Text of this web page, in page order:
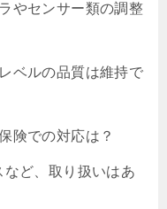
やセンサー類の調整
ベルの品質は維持で
険での対応は？
ど、取り扱いはあ